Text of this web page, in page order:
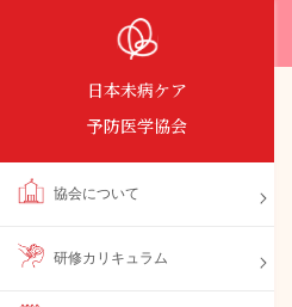
日本未病ケア
予防医学協会
協会について
研修カリキュラム